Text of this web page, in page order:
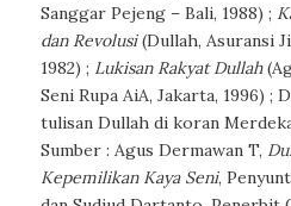
Sanggar Pejeng – Bali, 1988) ;
dan Revolusi(Dullah, Asuransi
1982) ; Lukisan Rakyat Dullah
Seni Rupa AiA, Jakarta, 1996) ;
tulisan Dullah di koran
Sumber : Agus Dermawan T,
Kepemilikan Kaya Seni,